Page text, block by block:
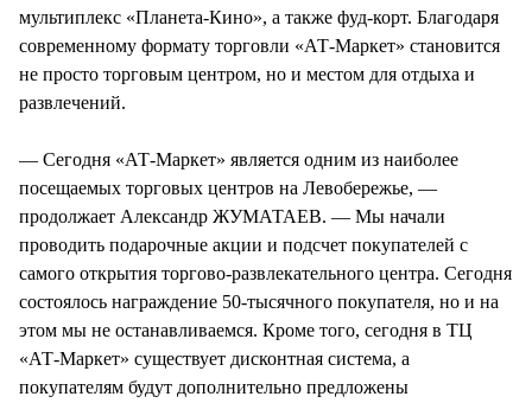
мультиплекс «Планета-Кино», а также фуд-корт. Благодаря
современному формату торговли «АТ-Маркет» становится
не просто торговым центром, но и местом для отдыха и
развлечений.
— Сегодня «АТ-Маркет» является одним из наиболее
посещаемых торговых центров на Левобережье, —
продолжает Александр ЖУМАТАЕВ. — Мы начали
проводить подарочные акции и подсчет покупателей с
самого открытия торгово-развлекательного центра. Сегодня
состоялось награждение 50-тысячного покупателя, но и на
этом мы не останавливаемся. Кроме того, сегодня в ТЦ
«АТ-Маркет» существует дисконтная система, а
покупателям будут дополнительно предложены